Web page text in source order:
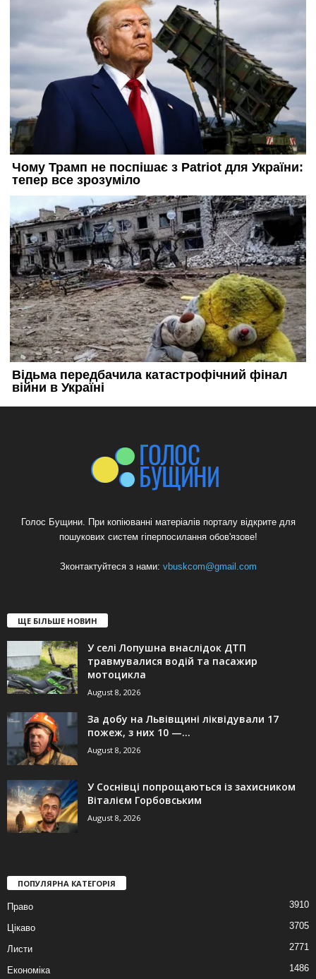
Голос Бущини. При копіюванні матеріалів порталу відкрите для
пошукових систем гіперпосилання обов'язове!
Зконтактуйтеся з нами: vbuskcom@gmail.com
ЩЕ БІЛЬШЕ НОВИН
У селі Лопушна внаслідок ДТП
травмувалися водій та пасажир
мотоцикла
August 8, 2026
За добу на Львівщині ліквідували 17
пожеж, з них 10 —...
August 8, 2026
У Соснівці попрощаються із захисником
Віталієм Горбовським
August 8, 2026
ПОПУЛЯРНА КАТЕГОРІЯ
Право 3910
Цікаво 3705
Листи 2771
Економіка 1486